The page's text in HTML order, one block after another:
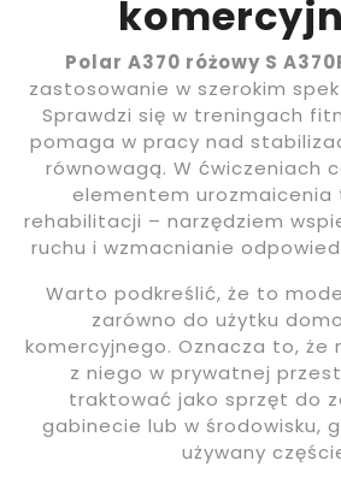
Polar A370 różowy S
zastosowanie w szerokim
Sprawdzi się w treningach
pomaga w pracy nad
równowagą. W ćwiczeniach
elementem urozmaicenia
rehabilitacji – narzędziem
ruchu i wzmacnianie
Warto podkreślić, że to
zarówno do użytku
komercyjnego. Oznacza to, że
z niego w prywatnej
traktować jako sprzęt do
gabinecie lub w środowisku,
używany